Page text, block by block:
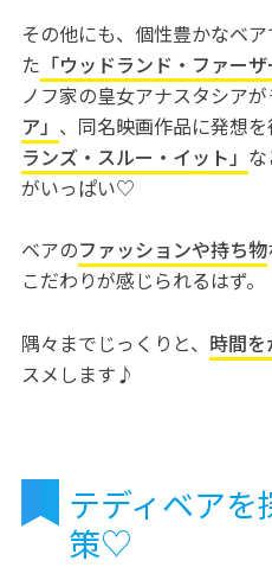
その他にも、個性豊かなベ
た 「ウッドランド・ファー
ノフ家の皇女アナスタシア
ア」 、同名映画作品に発想
ランズ・スルー・イット」
がいっぱい♡
ベアのファッションや持ち物
こだわりが感じられるはず。
隅々までじっくりと、 時間
スメします♪
テディベアを
策♡